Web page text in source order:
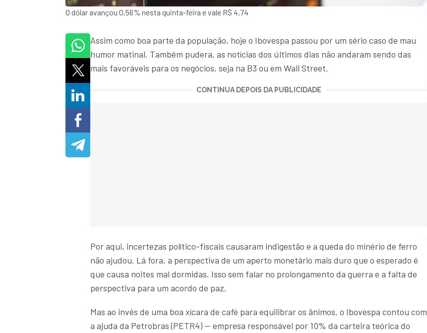
O dólar avançou 0,56% nesta quinta-feira e vale R$ 4,74
Assim como boa parte da população, hoje o Ibovespa passou por um sério caso de mau
humor matinal. Também pudera, as notícias dos últimos dias não andaram sendo das
mais favoráveis para os negócios, seja na B3 ou em Wall Street.
CONTINUA DEPOIS DA PUBLICIDADE
Por aqui, incertezas político-fiscais causaram indigestão e a queda do minério de ferro
não ajudou. Lá fora, a perspectiva de um aperto monetário mais duro que o esperado é
que causa noites mal dormidas. Isso sem falar no prolongamento da guerra e a falta de
perspectiva para um acordo de paz.
Mas ao invés de uma boa xícara de café para equilibrar os ânimos, o Ibovespa contou com
a ajuda da Petrobras (PETR4) — empresa responsável por 10% da carteira teórica do